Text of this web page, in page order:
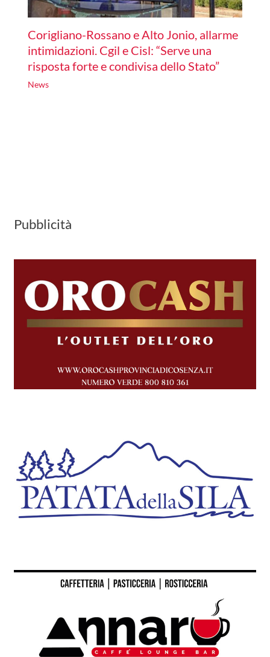
Corigliano-Rossano e Alto Jonio, allarme
intimidazioni. Cgil e Cisl: “Serve una
risposta forte e condivisa dello Stato”
News
Pubblicità